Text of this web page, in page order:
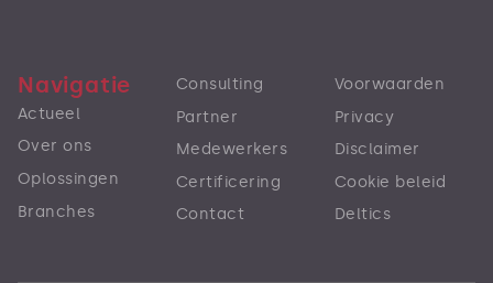
Navigatie
Actueel
Over ons
Oplossingen
Branches
Consulting
Partner
Medewerkers
Certificering
Contact
Voorwaarden
Privacy
Disclaimer
Cookie beleid
Deltics